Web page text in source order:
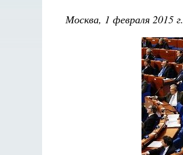
Москва, 1 февраля 2015 г.